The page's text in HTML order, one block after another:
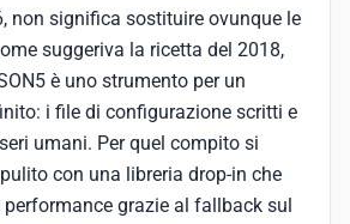
non significa sostituire ovunque le
suggeriva la ricetta del 2018,
è uno strumento per un
i file di configurazione scritti e
umani. Per quel compito si
con una libreria drop-in che
grazie al fallback sul